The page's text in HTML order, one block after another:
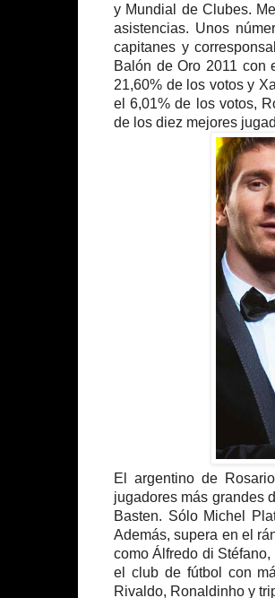
y Mundial de Clubes.
asistencias. Unos
capitanes y
Balón de Oro 2011 con
21,60% de los votos y
el 6,01% de los votos,
de los diez mejores
El argentino de
jugadores más grandes
Basten. Sólo Michel
Además, supera en el
como Álfredo di
el club de fútbol con
Rivaldo, Ronaldinho y